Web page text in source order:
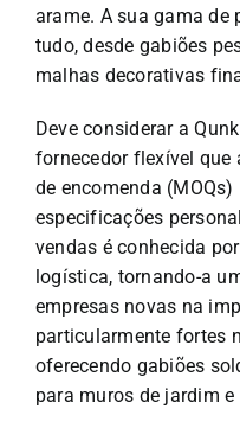
arame. A sua gama de
tudo, desde gabiões
malhas decorativas
Deve considerar a
fornecedor flexível
de encomenda
especificações
vendas é conhecida
logística, tornando-a
empresas novas na
particularmente fortes
oferecendo gabiões
para muros de jardim